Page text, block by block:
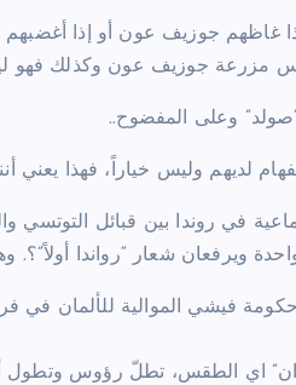
غاظهم جوزيف عون أو إذا أغضبهم
مزرعة جوزيف عون وكذلك فهو
“صولد” وعلى المفضوح..
لديهم وليس خياراً، فهذا يعني
ويرفعان شعار “رواندا
اي الطقس، تطلّ رؤوس وتطول